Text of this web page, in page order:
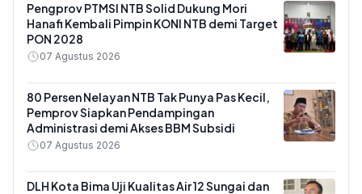
Pengprov PTMSI NTB Solid Dukung Mori
Hanafi Kembali Pimpin KONI NTB demi Target
PON 2028
07 Agustus 2026
80 Persen Nelayan NTB Tak Punya Pas Kecil,
Pemprov Siapkan Pendampingan
Administrasi demi Akses BBM Subsidi
07 Agustus 2026
DLH Kota Bima Uji Kualitas Air 12 Sungai dan